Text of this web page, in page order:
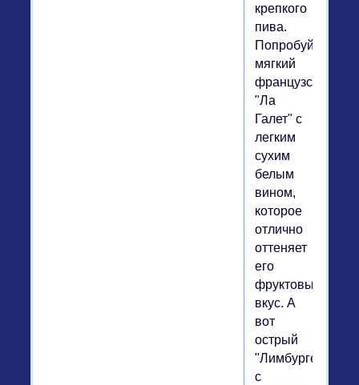
крепкого
пива.
Попробуйте
мягкий
французский
"Ла
Галет" с
легким
сухим
белым
вином,
которое
отлично
оттеняет
его
фруктовый
вкус. А
вот
острый
"Лимбургер"
с